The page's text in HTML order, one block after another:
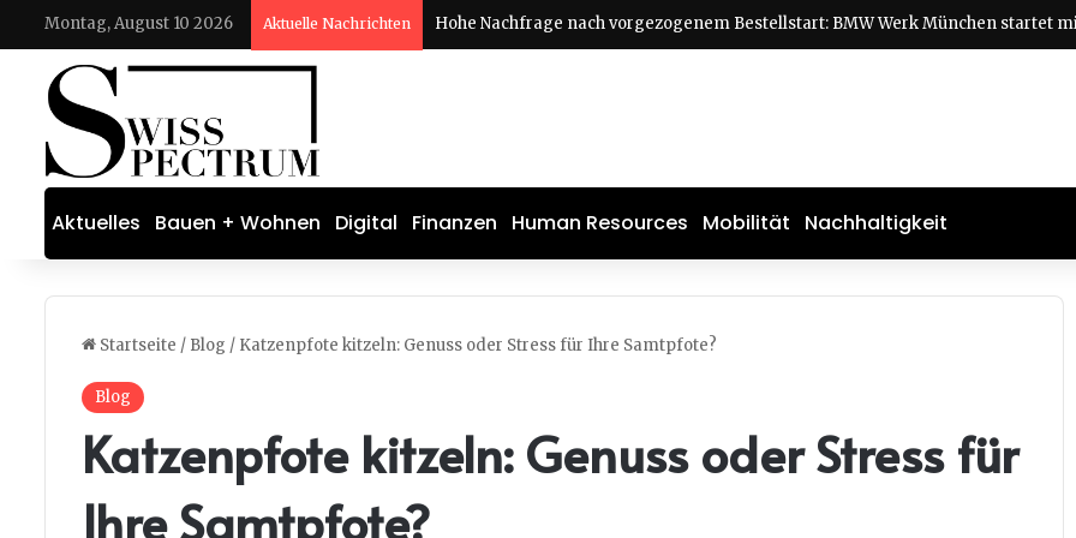
Montag, August 10 2026 Aktuelle Nachrichten
Aktuelles Bauen + Wohnen Digital Finanzen Human Resources Mobilität Nachhaltigkeit
Startseite / Blog / Katzenpfote kitzeln: Genuss oder Stress für Ihre Samtpfote?
Blog
Katzenpfote kitzeln: Genuss oder Stress für
Ihre Samtpfote?